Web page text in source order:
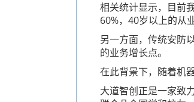
相关统计显示，目前
60%，40岁以上的从
另一方面，传统安防
的业务增长点。
在此背景下，随着机
大道智创正是一家致